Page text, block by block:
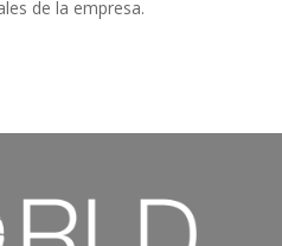
de la empresa.